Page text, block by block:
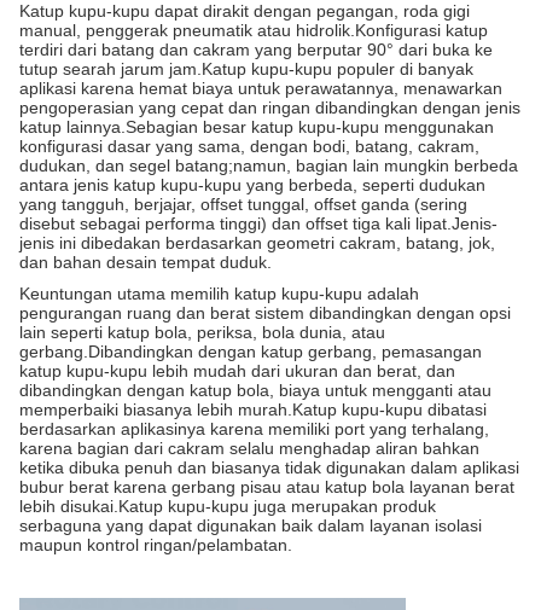
Katup kupu-kupu dapat dirakit dengan pegangan, roda gigi
manual, penggerak pneumatik atau hidrolik.Konfigurasi katup
terdiri dari batang dan cakram yang berputar 90° dari buka ke
tutup searah jarum jam.Katup kupu-kupu populer di banyak
aplikasi karena hemat biaya untuk perawatannya, menawarkan
pengoperasian yang cepat dan ringan dibandingkan dengan jenis
katup lainnya.Sebagian besar katup kupu-kupu menggunakan
konfigurasi dasar yang sama, dengan bodi, batang, cakram,
dudukan, dan segel batang;namun, bagian lain mungkin berbeda
antara jenis katup kupu-kupu yang berbeda, seperti dudukan
yang tangguh, berjajar, offset tunggal, offset ganda (sering
disebut sebagai performa tinggi) dan offset tiga kali lipat.Jenis-
jenis ini dibedakan berdasarkan geometri cakram, batang, jok,
dan bahan desain tempat duduk.
Keuntungan utama memilih katup kupu-kupu adalah
pengurangan ruang dan berat sistem dibandingkan dengan opsi
lain seperti katup bola, periksa, bola dunia, atau
gerbang.Dibandingkan dengan katup gerbang, pemasangan
katup kupu-kupu lebih mudah dari ukuran dan berat, dan
dibandingkan dengan katup bola, biaya untuk mengganti atau
memperbaiki biasanya lebih murah.Katup kupu-kupu dibatasi
berdasarkan aplikasinya karena memiliki port yang terhalang,
karena bagian dari cakram selalu menghadap aliran bahkan
ketika dibuka penuh dan biasanya tidak digunakan dalam aplikasi
bubur berat karena gerbang pisau atau katup bola layanan berat
lebih disukai.Katup kupu-kupu juga merupakan produk
serbaguna yang dapat digunakan baik dalam layanan isolasi
maupun kontrol ringan/pelambatan.